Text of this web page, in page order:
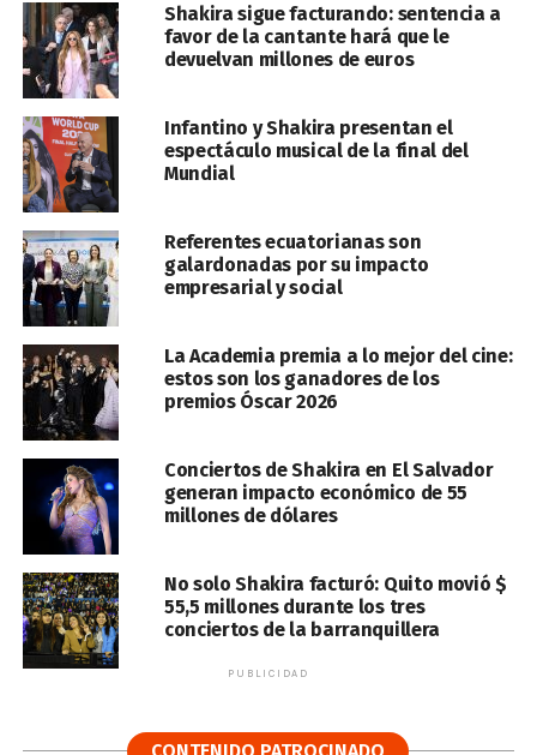
Shakira sigue facturando: sentencia a
favor de la cantante hará que le
devuelvan millones de euros
Infantino y Shakira presentan el
espectáculo musical de la final del
Mundial
Referentes ecuatorianas son
galardonadas por su impacto
empresarial y social
La Academia premia a lo mejor del cine:
estos son los ganadores de los
premios Óscar 2026
Conciertos de Shakira en El Salvador
generan impacto económico de 55
millones de dólares
No solo Shakira facturó: Quito movió $
55,5 millones durante los tres
conciertos de la barranquillera
PUBLICIDAD
CONTENIDO PATROCINADO